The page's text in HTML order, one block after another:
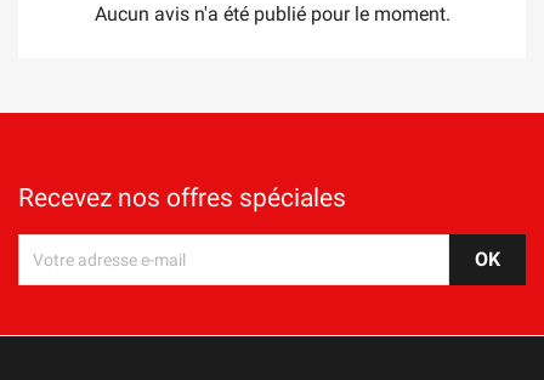
Aucun avis n'a été publié pour le moment.
Recevez nos offres spéciales